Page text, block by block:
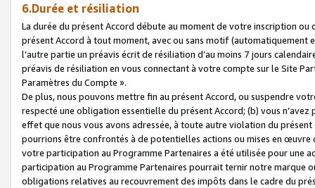
6.Durée et résiliation
La durée du présent Accord débute au moment de votre inscription
présent Accord à tout moment, avec ou sans motif (automatiquement
l’autre partie un préavis écrit de résiliation d’au moins 7 jours
préavis de résiliation en vous connectant à votre compte sur le Site
Paramètres du Compte ».
De plus, nous pouvons mettre fin au présent Accord, ou suspendre
respecté une obligation essentielle du présent Accord; (b) vous
effet que nous vous avons adressée, à toute autre violation du
pourrions être confrontés à de potentielles actions ou mises en
votre participation au Programme Partenaires a été utilisée pour une
participation au Programme Partenaires pourrait ternir notre marque
obligations relatives au recouvrement des impôts dans le cadre du